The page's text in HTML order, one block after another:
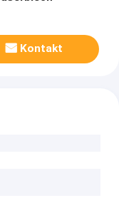
Kontakt